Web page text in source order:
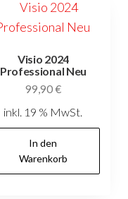
Visio 2024
Professional Neu
99,90€
inkl. 19 % MwSt.
In den
Warenkorb